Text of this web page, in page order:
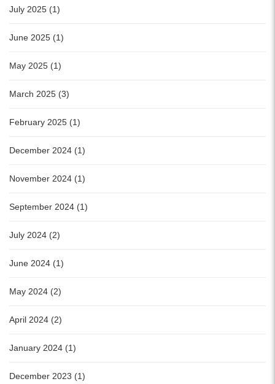
July 2025 (1)
June 2025 (1)
May 2025 (1)
March 2025 (3)
February 2025 (1)
December 2024 (1)
November 2024 (1)
September 2024 (1)
July 2024 (2)
June 2024 (1)
May 2024 (2)
April 2024 (2)
January 2024 (1)
December 2023 (1)